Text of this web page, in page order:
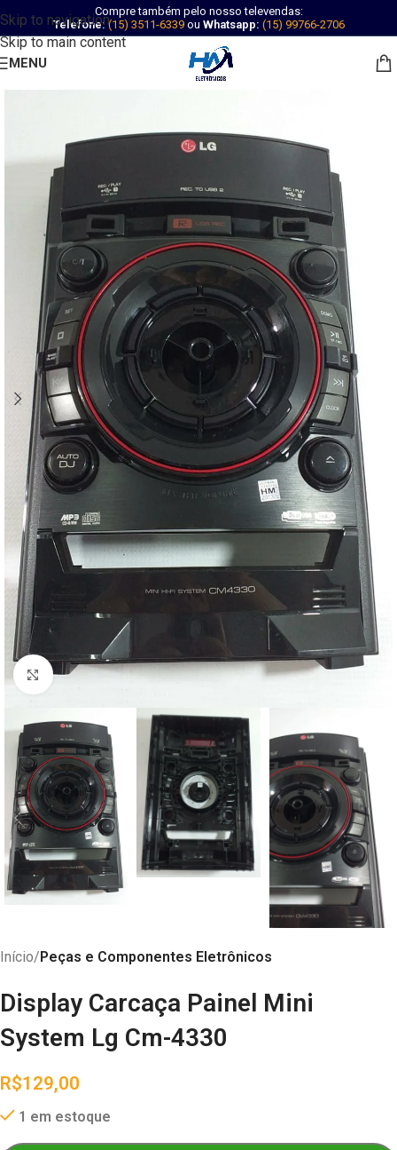
Skip to navigation
Skip to main content
Compre também pelo nosso televendas:
Telefone: (15) 3511-6339ou Whatsapp: (15) 99766-2706
MENU
Abrir imagem
Início Peças e Componentes Eletrônicos
Display Carcaça Painel Mini
System Lg Cm-4330
R$129,00
1 em estoque